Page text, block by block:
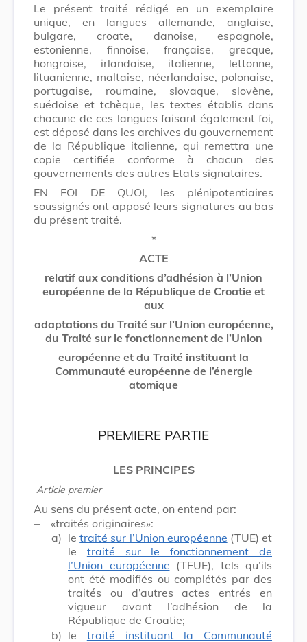
Le présent traité rédigé en un exemplaire
unique, en langues allemande, anglaise,
bulgare, croate, danoise, espagnole,
estonienne, finnoise, française, grecque,
hongroise, irlandaise, italienne, lettonne,
lituanienne, maltaise, néerlandaise, polonaise,
portugaise, roumaine, slovaque, slovène,
suédoise et tchèque, les textes établis dans
chacune de ces langues faisant également foi,
est déposé dans les archives du gouvernement
de la République italienne, qui remettra une
copie certifiée conforme à chacun des
gouvernements des autres Etats signataires.
EN FOI DE QUOI, les plénipotentiaires
soussignés ont apposé leurs signatures au bas
du présent traité.
*
ACTE
relatif aux conditions d’adhésion à l’Union
européenne de la République de Croatie et
aux
adaptations du Traité sur l’Union européenne,
du Traité sur le fonctionnement de l’Union
européenne et du Traité instituant la
Communauté européenne de l’énergie
atomique
PREMIERE PARTIE
LES PRINCIPES
Article premier
Au sens du présent acte, on entend par:
–
«traités originaires»:
a) letraité sur l’Union européenne (TUE) et
le traité sur le fonctionnement de
l’Union européenne (TFUE), tels qu’ils
ont été modifiés ou complétés par des
traités ou d’autres actes entrés en
vigueur avant l’adhésion de la
République de Croatie;
b) le traité instituant la Communauté